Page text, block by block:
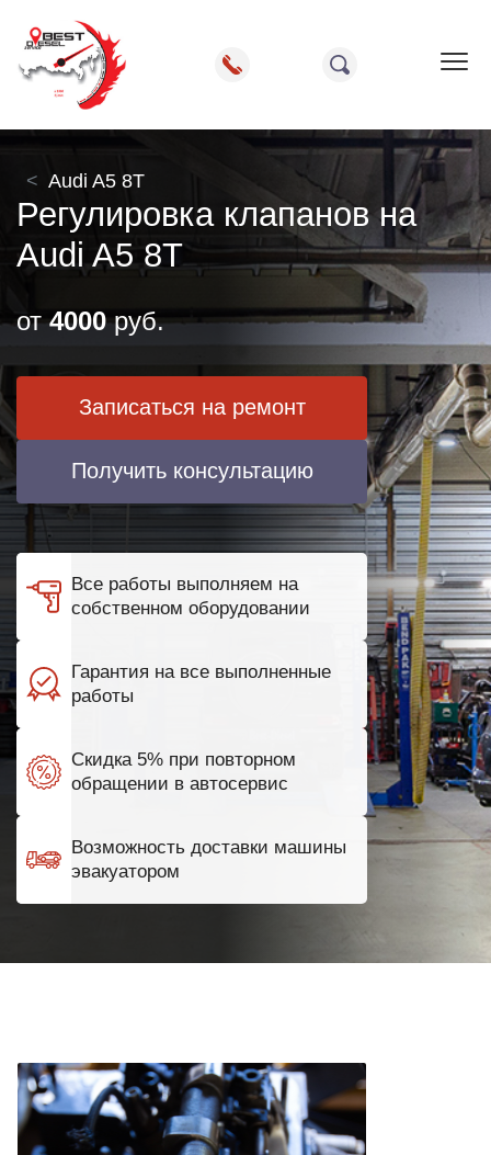
Audi A5 8T
Регулировка клапанов на
Audi A5 8T
от4000руб.
Записаться на ремонт
Получить консультацию
Все работы выполняем на
собственном оборудовании
Гарантия на все выполненные
работы
Скидка 5% при повторном
обращении в автосервис
Возможность доставки машины
эвакуатором